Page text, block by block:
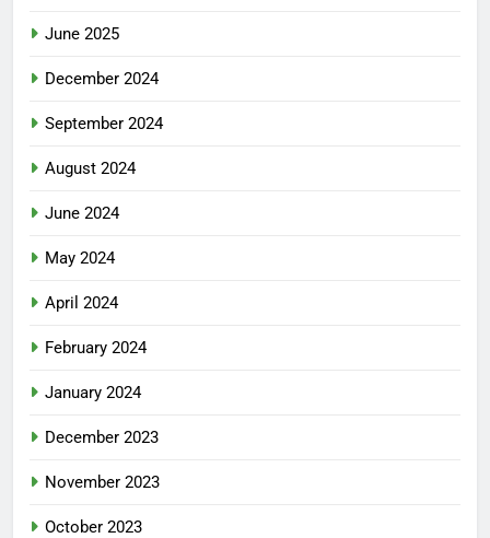
June 2025
December 2024
September 2024
August 2024
June 2024
May 2024
April 2024
February 2024
January 2024
December 2023
November 2023
October 2023